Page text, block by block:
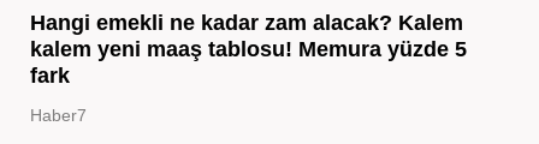
Hangi emekli ne kadar zam alacak? Kalem
kalem yeni maaş tablosu! Memura yüzde 5
fark
Haber7